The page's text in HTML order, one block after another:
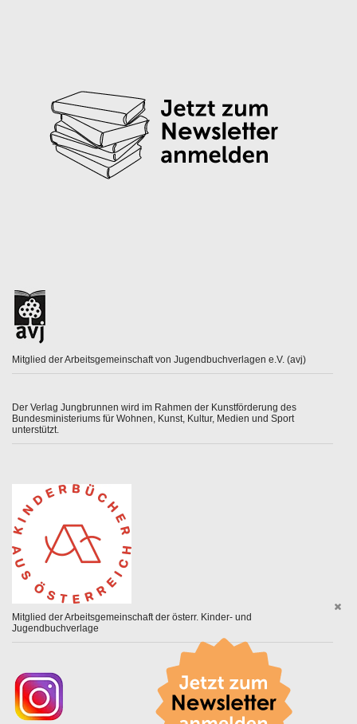
Mitglied der Arbeitsgemeinschaft von Jugendbuchverlagen e.V. (avj)
Der Verlag Jungbrunnen wird im Rahmen der Kunstförderung des
Bundesministeriums für Wohnen, Kunst, Kultur, Medien und Sport
unterstützt.
Mitglied der Arbeitsgemeinschaft der österr. Kinder- und
Jugendbuchverlage